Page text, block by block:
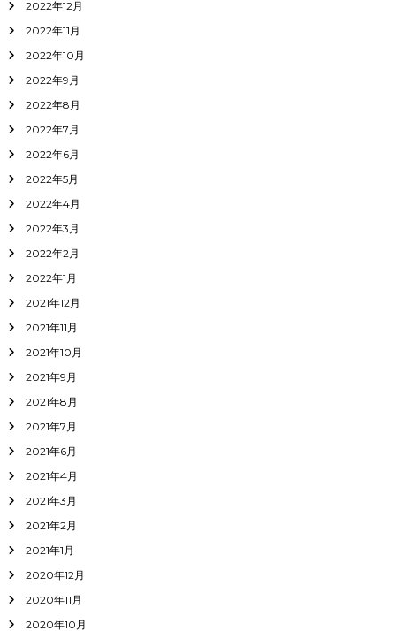
2022年12月
2022年11月
2022年10月
2022年9月
2022年8月
2022年7月
2022年6月
2022年5月
2022年4月
2022年3月
2022年2月
2022年1月
2021年12月
2021年11月
2021年10月
2021年9月
2021年8月
2021年7月
2021年6月
2021年4月
2021年3月
2021年2月
2021年1月
2020年12月
2020年11月
2020年10月